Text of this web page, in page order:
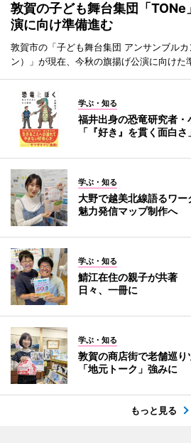
敦賀の子ども舞台集団「
演に向け準備進む
敦賀市の「子ども舞台集団 アンサンブル
ン）」が現在、今秋の旗揚げ公演に向けた
学ぶ・知る
福井出身の恐竜研究者
「『好き』を貫く面白
学ぶ・知る
大野で越美北線語るワ
魅力発信マップ制作へ
学ぶ・知る
鯖江在住の親子が共著
日々、一冊に
学ぶ・知る
敦賀の商店街で老舗巡
「地元トーク」強みに
もっと見る